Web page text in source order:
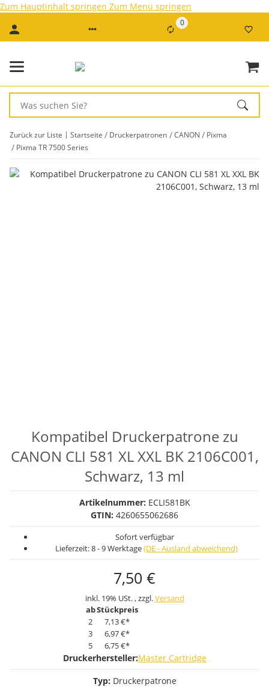
Zum Hauptinhalt springen Zum Menü springen
0
Zurück zur Liste Startseite Druckerpatronen CANON
Pixma
Pixma TR 7500 Series
Kompatibel Druckerpatrone zu
CANON CLI 581 XL XXL BK 2106C001,
Schwarz, 13 ml
Artikelnummer: ECLI581BK
GTIN: 4260655062686
Sofort verfügbar
Lieferzeit:8 - 9 Werktage(DE - Ausland abweichend)
7,50 €
inkl. 19% USt. , zzgl.Versand
abStückpreis
2
7,13 €*
3
6,97 €*
5
6,75 €*
Druckerhersteller:Master Cartridge
Typ: Druckerpatrone